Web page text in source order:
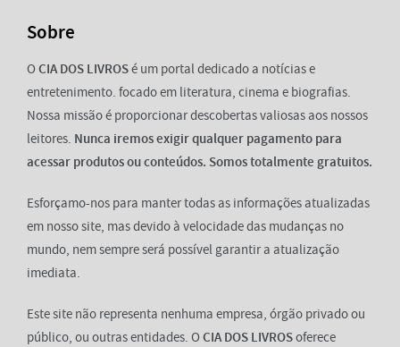
Sobre
OCIA DOS LIVROSé um portal dedicado a notícias e
entretenimento. focado em literatura, cinema e biografias.
Nossa missão é proporcionar descobertas valiosas aos nossos
leitores. Nunca iremos exigir qualquer pagamento para
acessar produtos ou conteúdos. Somos totalmente gratuitos.
Esforçamo-nos para manter todas as informações atualizadas
em nosso site, mas devido à velocidade das mudanças no
mundo, nem sempre será possível garantir a atualização
imediata.
Este site não representa nenhuma empresa, órgão privado ou
público, ou outras entidades. OCIA DOS LIVROSoferece